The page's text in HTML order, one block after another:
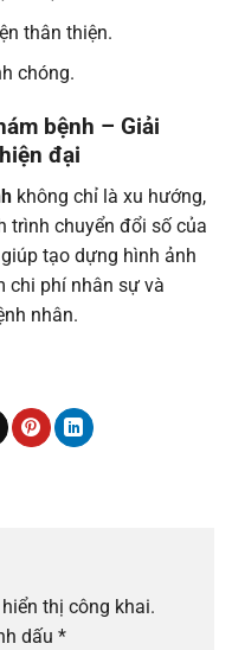
thân thiện.
chóng.
bệnh – Giải
đại
không chỉ là xu hướng,
trình chuyển đổi số của
tạo dựng hình ảnh
chi phí nhân sự và
nhân.
thị công khai.
dấu *